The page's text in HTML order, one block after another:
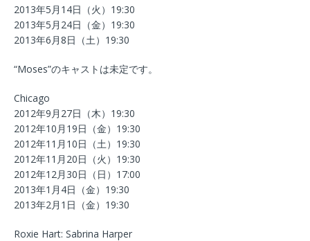
2013年5月14日（火）19:30
2013年5月24日（金）19:30
2013年6月8日（土）19:30
“Moses”のキャストは未定です。
Chicago
2012年9月27日（木）19:30
2012年10月19日（金）19:30
2012年11月10日（土）19:30
2012年11月20日（火）19:30
2012年12月30日（日）17:00
2013年1月4日（金）19:30
2013年2月1日（金）19:30
Roxie Hart: Sabrina Harper